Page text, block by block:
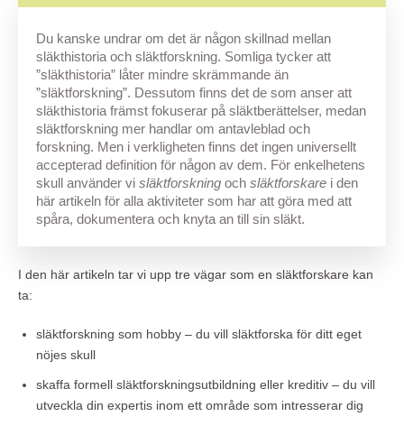
Du kanske undrar om det är någon skillnad mellan
släkthistoria och släktforskning. Somliga tycker att
”släkthistoria” låter mindre skrämmande än
”släktforskning”. Dessutom finns det de som anser att
släkthistoria främst fokuserar på släktberättelser, medan
släktforskning mer handlar om antavleblad och
forskning. Men i verkligheten finns det ingen universellt
accepterad definition för någon av dem. För enkelhetens
skull använder vi släktforskning och släktforskare i den
här artikeln för alla aktiviteter som har att göra med att
spåra, dokumentera och knyta an till sin släkt.
I den här artikeln tar vi upp tre vägar som en släktforskare kan
ta:
släktforskning som hobby – du vill släktforska för ditt eget
nöjes skull
skaffa formell släktforskningsutbildning eller kreditiv – du vill
utveckla din expertis inom ett område som intresserar dig